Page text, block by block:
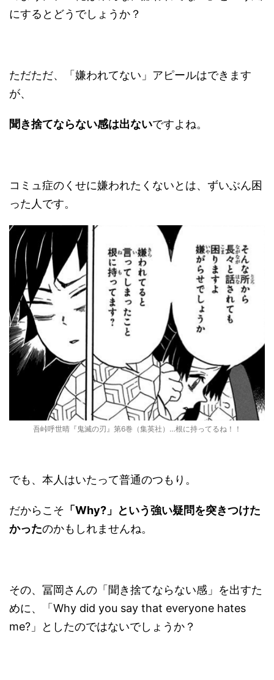
にするとどうでしょうか？
ただただ、「嫌われてない」アピールはできます
が、
聞き捨てならない感は出ないですよね。
コミュ症のくせに嫌われたくないとは、ずいぶん困
った人です。
吾峠呼世晴『鬼滅の刃』第6巻（集英社）…根に持ってるね！！
でも、本人はいたって普通のつもり。
だからこそ 「Why?」という強い疑問を突きつけた
かったのかもしれませんね。
その、冨岡さんの「聞き捨てならない感」を出すた
めに、「Why did you say that everyone hates
me?」としたのではないでしょうか？